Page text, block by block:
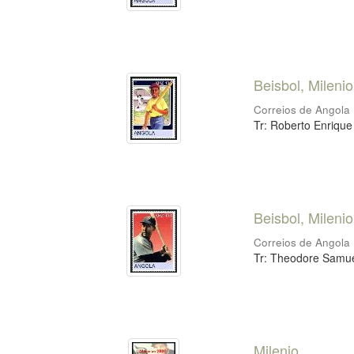
Beisbol,
Correios de Angola
Tr: Roberto
Beisbol,
Correios de Angola
Tr: Theodore